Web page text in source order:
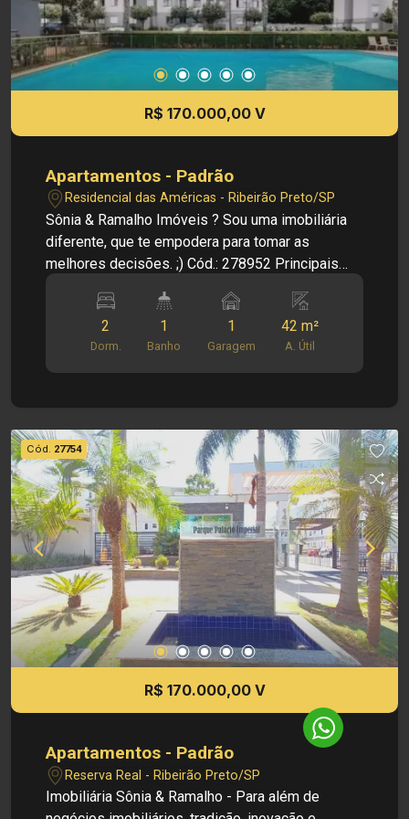
R$ 170.000,00 V
Apartamentos - Padrão
Residencial das Américas - Ribeirão Preto/SP
Sônia & Ramalho Imóveis ? Sou uma imobiliária
diferente, que te empodera para tomar as
melhores decisões. ;) Cód.: 278952 Principais
Praças do Ipiranga - 02 dormitórios com piso
laminado - Sala de estar - Cozinha - Banheiro
social - Área de serviço - 01 vaga de garagem
sendo coberta Informações bônus: - Estrutura
Condomínio: - Portaria 24h - Academia -
Condomínio fechado - Elevador - Permitido
animais - Piscina - Portaria - Salão de festas
Dimensões: - 42,00m² Área útil Investimento
venda: R$ 170.000,00 Preço de Condomínio: R$
350,00 Obs.: como imobiliária, me reservo o
direito de alterar qualquer informação referente
aos valores, dados e disponibilidade
2
Dorm.
1
Banho
1
Garagem
42 m²
A. Útil
Cód. 27754
R$ 170.000,00 V
Apartamentos - Padrão
Reserva Real - Ribeirão Preto/SP
Imobiliária Sônia & Ramalho - Para além de